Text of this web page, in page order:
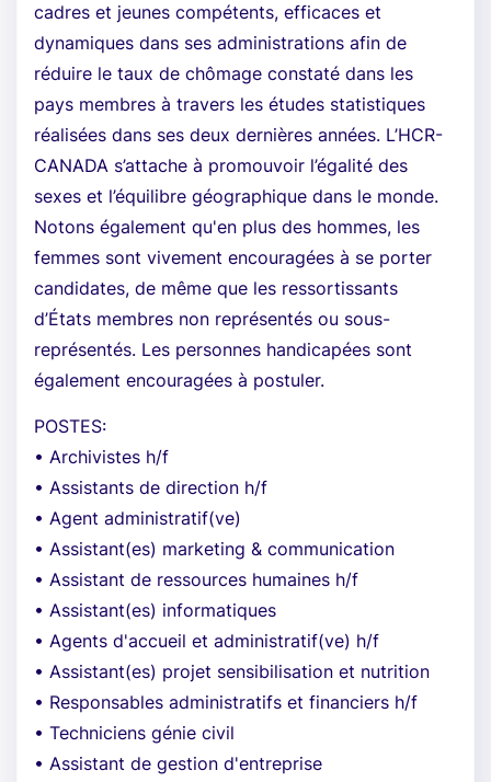
cadres et jeunes compétents, efficaces et
dynamiques dans ses administrations afin de
réduire le taux de chômage constaté dans les
pays membres à travers les études statistiques
réalisées dans ses deux dernières années. L’HCR-
CANADA s’attache à promouvoir l’égalité des
sexes et l’équilibre géographique dans le monde.
Notons également qu'en plus des hommes, les
femmes sont vivement encouragées à se porter
candidates, de même que les ressortissants
d’États membres non représentés ou sous-
représentés. Les personnes handicapées sont
également encouragées à postuler.
POSTES:
• Archivistes h/f
• Assistants de direction h/f
• Agent administratif(ve)
• Assistant(es) marketing & communication
• Assistant de ressources humaines h/f
• Assistant(es) informatiques
• Agents d'accueil et administratif(ve) h/f
• Assistant(es) projet sensibilisation et nutrition
• Responsables administratifs et financiers h/f
• Techniciens génie civil
• Assistant de gestion d'entreprise